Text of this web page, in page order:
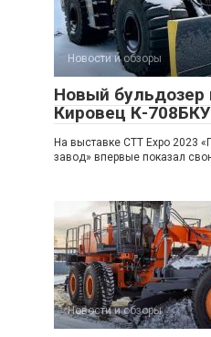
Новости и обзоры
Новый бульдозер
Кировец К-708БКУ
На выставке CTT Expo 2023
завод» впервые показал
Новости и обзоры